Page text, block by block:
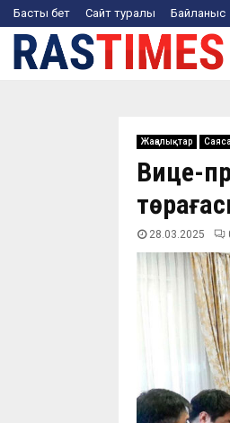
Басты бет Сайт туралы Байланыс
Жаңалықтар
Вице-
28.03.2025